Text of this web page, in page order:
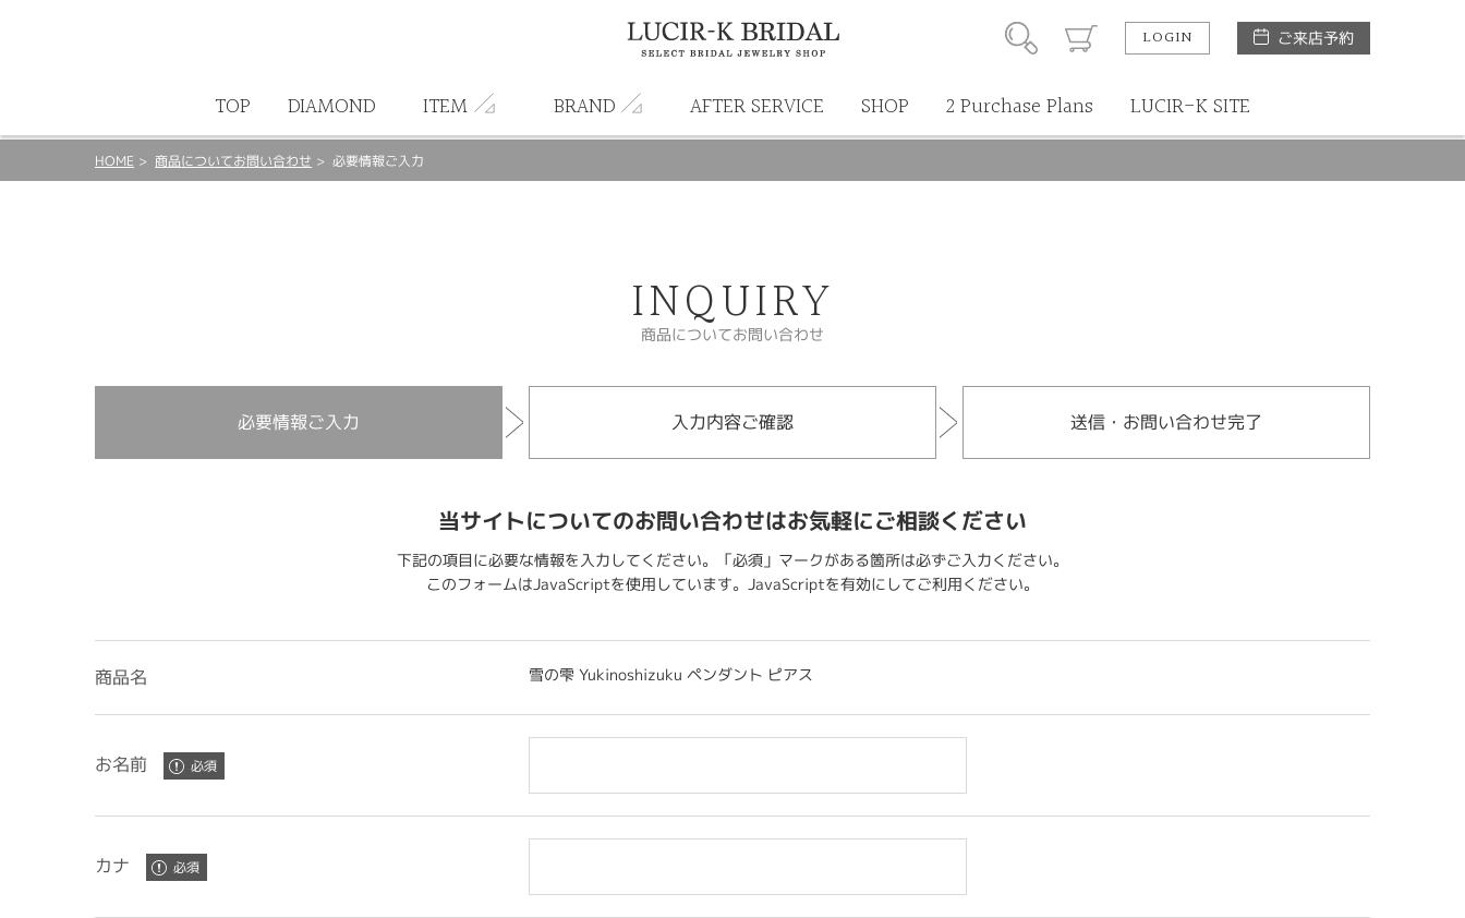
LOGIN ご来店予約
TOP DIAMOND ITEM BRAND AFTER SERVICE SHOP 2 Purchase Plans LUCIR-K SITE
HOME 商品についてお問い合わせ 必要情報ご入力
INQUIRY
商品についてお問い合わせ
必要情報ご入力 入力内容ご確認 送信・お問い合わせ完了
当サイトについてのお問い合わせはお気軽にご相談ください
下記の項目に必要な情報を入力してください。「必須」マークがある箇所は必ずご入力ください。
このフォームはJavaScriptを使用しています。JavaScriptを有効にしてご利用ください。
商品名 雪の雫 Yukinoshizuku ペンダント ピアス
お名前
カナ